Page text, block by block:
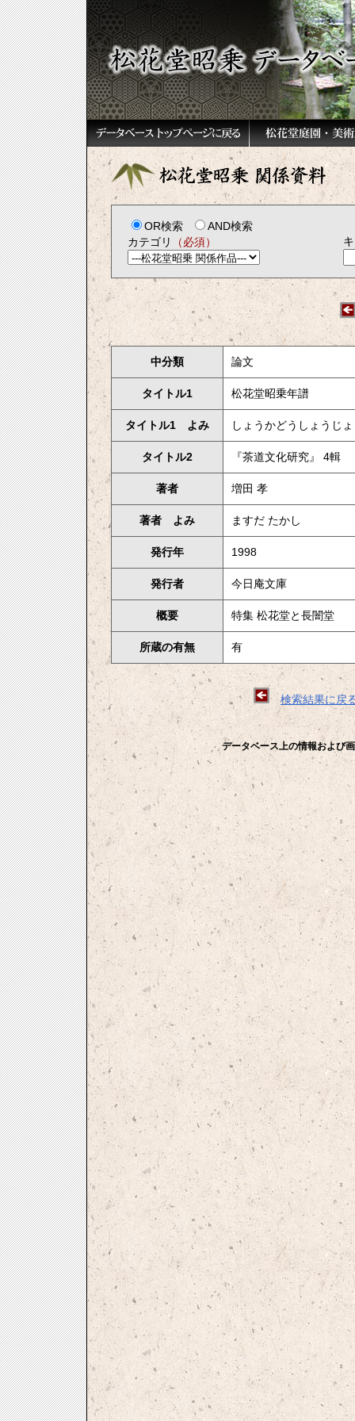
OR検索
AND検索
カテゴリ
（必須）
中分類 論文
タイトル1 松花堂昭乗年譜
タイトル1 よみ しょうかどうしょうじ
タイトル2 『茶道文化研究』 4輯
著者 増田 孝
著者 よみ ますだ たかし
発行年 1998
発行者 今日庵文庫
概要 特集 松花堂と長闇堂
所蔵の有無 有
検索結果に戻
データベース上の情報および